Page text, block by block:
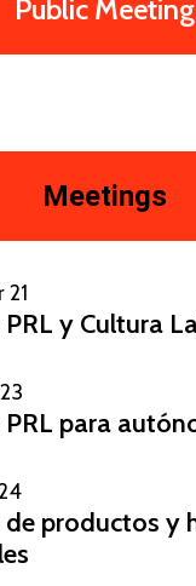
Public Meeting
Meetings
21
PRL y Cultura
PRL para
de productos y